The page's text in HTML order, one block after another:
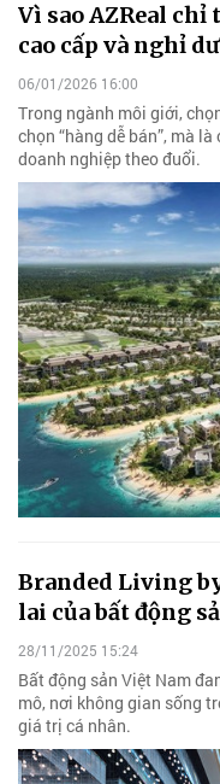
Vì sao AZReal chỉ
cao cấp và nghỉ
06/01/2026 16:00
Trong ngành môi giới,
chọn “hàng dễ bán”, mà
doanh nghiệp theo đuổi.
Branded Living
lai của bất động
28/11/2025 15:24
Bất động sản Việt Nam
mô, nơi không gian sống
giá trị cá nhân.